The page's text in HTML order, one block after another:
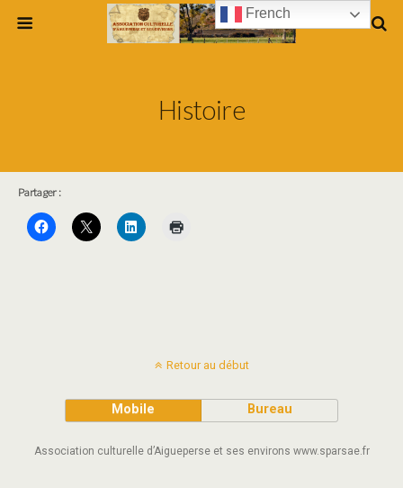
Histoire
Partager :
Retour au début
Mobile Bureau
Association culturelle d’Aigueperse et ses environs www.sparsae.fr
French